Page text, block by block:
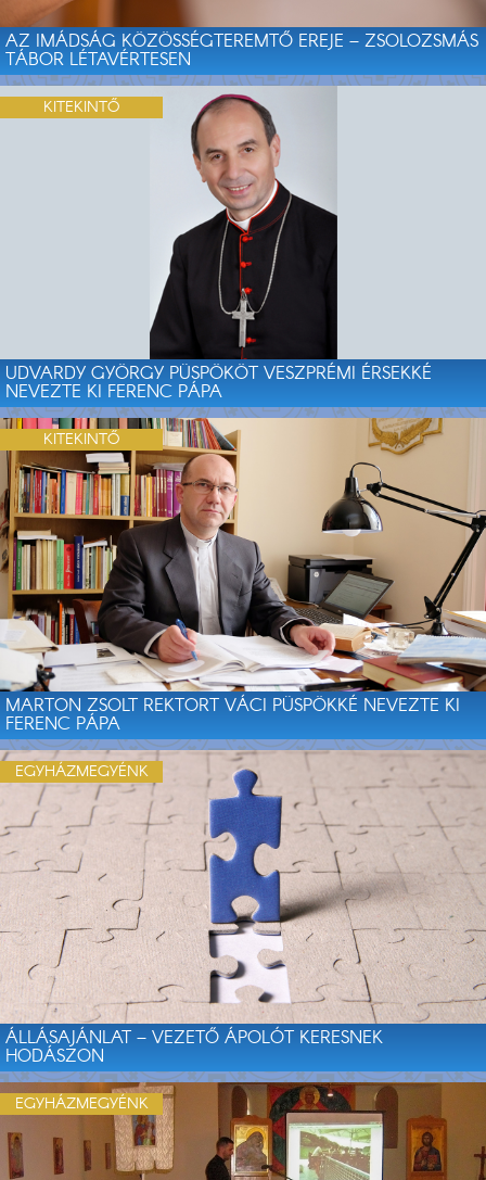
AZ IMÁDSÁG KÖZÖSSÉGTEREMTŐ EREJE – ZSOLOZSMÁS
TÁBOR LÉTAVÉRTESEN
UDVARDY GYÖRGY PÜSPÖKÖT VESZPRÉMI ÉRSEKKÉ
NEVEZTE KI FERENC PÁPA
KITEKINTŐ
MARTON ZSOLT REKTORT VÁCI PÜSPÖKKÉ NEVEZTE KI
FERENC PÁPA
KITEKINTŐ
ÁLLÁSAJÁNLAT – VEZETŐ ÁPOLÓT KERESNEK
HODÁSZON
EGYHÁZMEGYÉNK
EGYHÁZMEGYÉNK